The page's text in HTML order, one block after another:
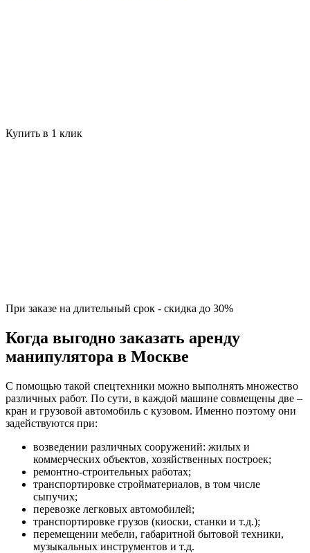
Купить в 1 клик
При заказе на длительный срок - скидка до 30%
Когда выгодно заказать аренду
манипулятора в Москве
С помощью такой спецтехники можно выполнять множество
различных работ. По сути, в каждой машине совмещены две –
кран и грузовой автомобиль с кузовом. Именно поэтому они
задействуются при:
возведении различных сооружений: жилых и
коммерческих объектов, хозяйственных построек;
ремонтно-строительных работах;
транспортировке стройматериалов, в том числе
сыпучих;
перевозке легковых автомобилей;
транспортировке грузов (киоски, станки и т.д.);
перемещении мебели, габаритной бытовой техники,
музыкальных инструментов и т.д.